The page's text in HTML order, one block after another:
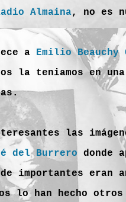
Almaina, no es
a Emilio Beauchy
la teniamos en
las
del Burrero donde
importantes eran
lo han hecho otros